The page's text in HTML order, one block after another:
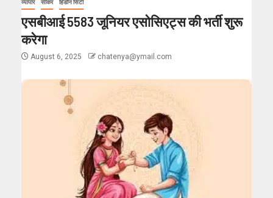
व्यापार सीकर हिंडौन सिटी
एसबीआई 5583 जूनियर एसोसिएट्स की भर्ती शुरू
करेगा
August 6, 2025 chatenya@ymail.com